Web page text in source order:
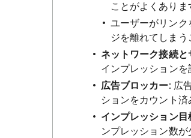
ことがよくありま
ユーザーがリン
ジを離れてしまう
ネットワーク接続
インプレッションを
広告ブロッカー: 広
ションをカウント
インプレッション目
ンプレッション数が